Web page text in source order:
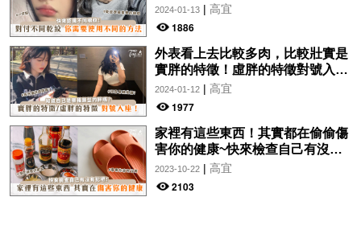
2024-01-13| 高宜
1886
外表看上去比較多肉，比較壯實是
實胖的特徵！虛胖的特徵對號入
座！
2024-01-12| 高宜
1977
家裡有這些東西！其實都在偷偷傷
害你的健康~快來檢查自己有沒有
犯吧！
2023-10-22| 高宜
2103